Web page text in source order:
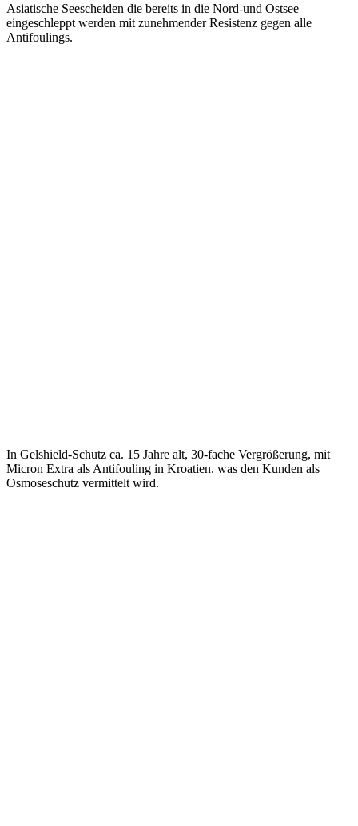
Asiatische Seescheiden die bereits in die Nord-und Ostsee
eingeschleppt werden mit zunehmender Resistenz gegen alle
Antifoulings.
In Gelshield-Schutz ca. 15 Jahre alt, 30-fache Vergrößerung, mit
Micron Extra als Antifouling in Kroatien. was den Kunden als
Osmoseschutz vermittelt wird.